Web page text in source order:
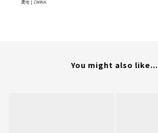
You might also like...